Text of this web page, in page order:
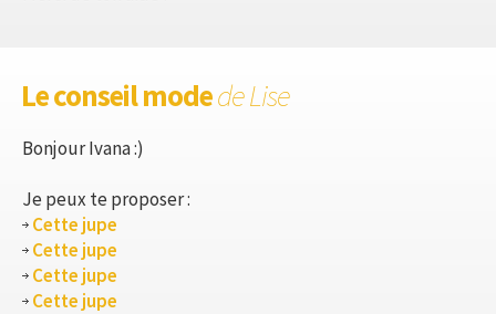
Le conseil modede Lise
Bonjour Ivana :)
Je peux te proposer :
Cette jupe
Cette jupe
Cette jupe
Cette jupe